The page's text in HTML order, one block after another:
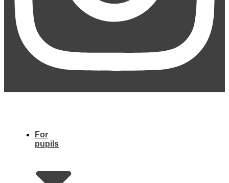
For
pupils